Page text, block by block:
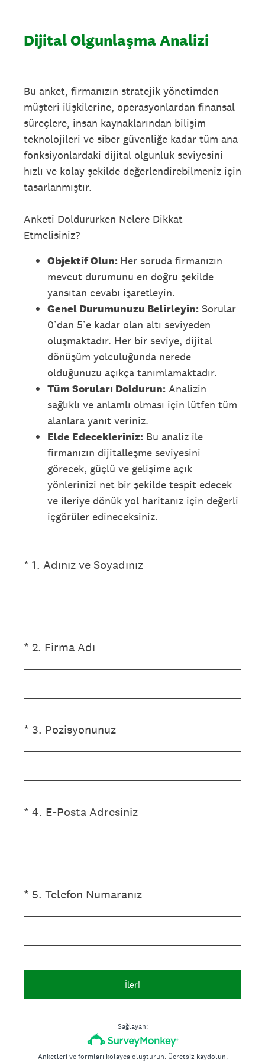
Dijital Olgunlaşma Analizi
Bu anket, firmanızın stratejik yönetimden
müşteri ilişkilerine, operasyonlardan finansal
süreçlere, insan kaynaklarından bilişim
teknolojileri ve siber güvenliğe kadar tüm ana
fonksiyonlardaki dijital olgunluk seviyesini
hızlı ve kolay şekilde değerlendirebilmeniz için
tasarlanmıştır.
Anketi Doldururken Nelere Dikkat
Etmelisiniz?
Objektif Olun: Her soruda firmanızın
mevcut durumunu en doğru şekilde
yansıtan cevabı işaretleyin.
Genel Durumunuzu Belirleyin: Sorular
0’dan 5’e kadar olan altı seviyeden
oluşmaktadır. Her bir seviye, dijital
dönüşüm yolculuğunda nerede
olduğunuzu açıkça tanımlamaktadır.
Tüm Soruları Doldurun: Analizin
sağlıklı ve anlamlı olması için lütfen tüm
alanlara yanıt veriniz.
Elde Edecekleriniz: Bu analiz ile
firmanızın dijitalleşme seviyesini
görecek, güçlü ve gelişime açık
yönlerinizi net bir şekilde tespit edecek
ve ileriye dönük yol haritanız için değerli
içgörüler edineceksiniz.
* 1. Adınız ve Soyadınız
(Zorunlu.)
* 2. Firma Adı
(Zorunlu.)
* 3. Pozisyonunuz
(Zorunlu.)
* 4. E-Posta Adresiniz
(Zorunlu.)
* 5. Telefon Numaranız
(Zorunlu.)
İleri
Sağlayan:
Anketleri ve formları kolayca oluşturun. Ücretsiz kaydolun.